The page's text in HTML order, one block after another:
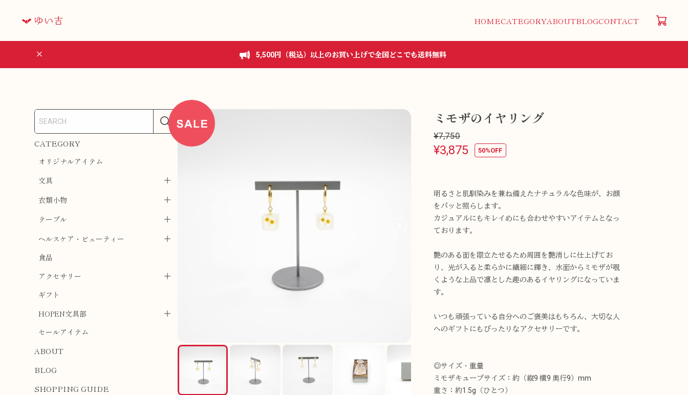
HOMECATEGORYABOUTBLOGCONTACT
5,500円（税込）以上のお買い上げで全国どこでも送料無料
CATEGORY
オリジナルアイテム
文具
衣類小物
テーブル
ヘルスケア・ビューティー
食品
アクセサリー
ギフト
HOPEN文具部
セールアイテム
ABOUT
BLOG
SHOPPING GUIDE
ミモザのイヤリング
¥7,750
50%OFF
¥3,875
明るさと肌馴染みを兼ね備えたナチュラルな色味が、お顔
をパッと照らします。
カジュアルにもキレイめにも合わせやすいアイテムとなっ
ております。
艶のある面を際立たせるため周囲を艶消しに仕上げてお
り、光が入ると柔らかに繊細に輝き、水面からミモザが覗
くような上品で凛とした趣のあるイヤリングになっていま
す。
いつも頑張っている自分へのご褒美はもちろん、大切な人
へのギフトにもぴったりなアクセサリーです。
◎サイズ・重量
ミモザキューブサイズ：約（縦9 横9 奥行9）mm
重さ：約1.5g（ひとつ）